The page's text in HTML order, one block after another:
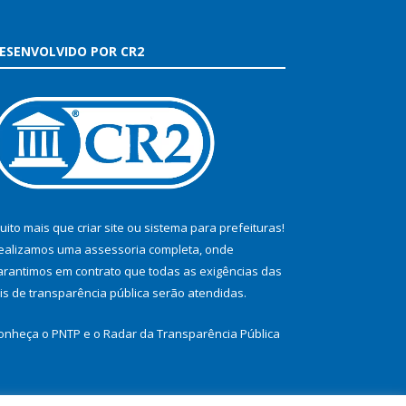
POR CR2
mais que criar site ou sistema para prefeituras!
uma assessoria completa, onde
em contrato que todas as exigências das
de transparência pública serão atendidas.
o PNTP e o Radar da Transparência Pública